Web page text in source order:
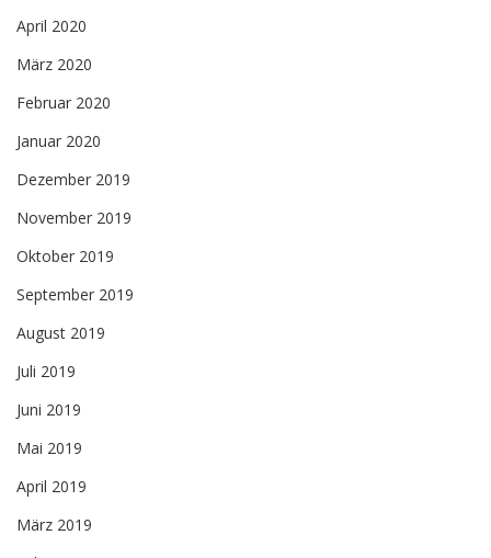
April 2020
März 2020
Februar 2020
Januar 2020
Dezember 2019
November 2019
Oktober 2019
September 2019
August 2019
Juli 2019
Juni 2019
Mai 2019
April 2019
März 2019